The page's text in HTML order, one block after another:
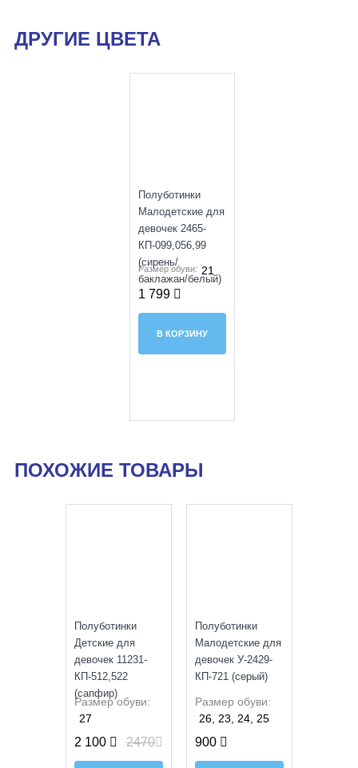
ДРУГИЕ ЦВЕТА
Полуботинки
Малодетские для
девочек 2465-
КП-099,056,99
(сирень/
баклажан/белый)
Размер обуви: 21
1 799
В КОРЗИНУ
ПОХОЖИЕ ТОВАРЫ
Полуботинки
Детские для
девочек 11231-
КП-512,522
(сапфир)
Размер обуви:
27
2 100 2470
Полуботинки
Малодетские для
девочек У-2429-
КП-721 (серый)
Размер обуви:
26, 23, 24, 25
900